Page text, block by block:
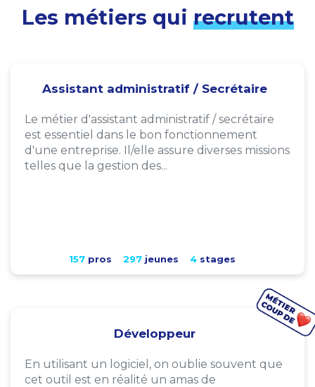
Les métiers qui recrutent
Assistant administratif / Secrétaire
Le métier d'assistant administratif / secrétaire
est essentiel dans le bon fonctionnement
d'une entreprise. Il/elle assure diverses missions
telles que la gestion des...
157pros 297jeunes 4stages
Développeur
En utilisant un logiciel, on oublie souvent que
cet outil est en réalité un amas de